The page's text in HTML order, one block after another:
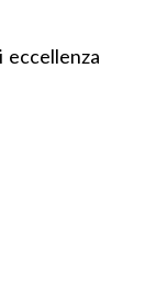
eccellenza